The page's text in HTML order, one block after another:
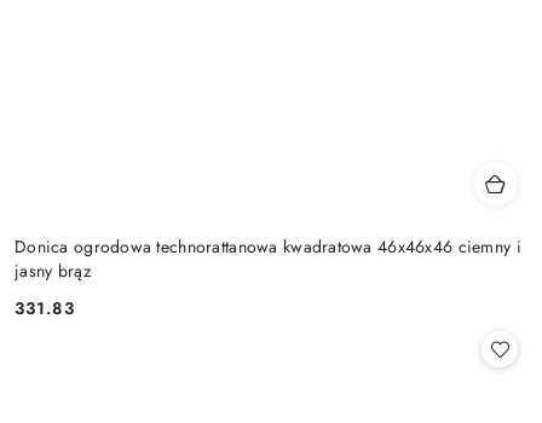
Donica ogrodowa technorattanowa kwadratowa 46x46x46 ciemny i
jasny brąz
Cena:
331.83